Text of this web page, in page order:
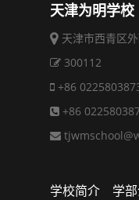
天津为明学校
天津市西青区
300112
+86
+86
学校简介 学